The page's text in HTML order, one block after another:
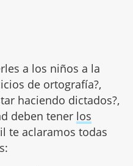
a los niños a la
de ortografía?,
haciendo dictados?,
deben tener los
te aclaramos todas